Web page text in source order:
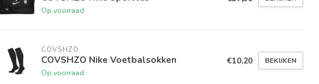
Op voorraad
COVSHZO
COVSHZO Nike Voetbalsokken
Op voorraad
€10,20 BEKIJKEN